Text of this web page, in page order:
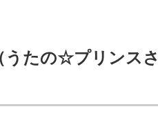
うたの☆プリンス